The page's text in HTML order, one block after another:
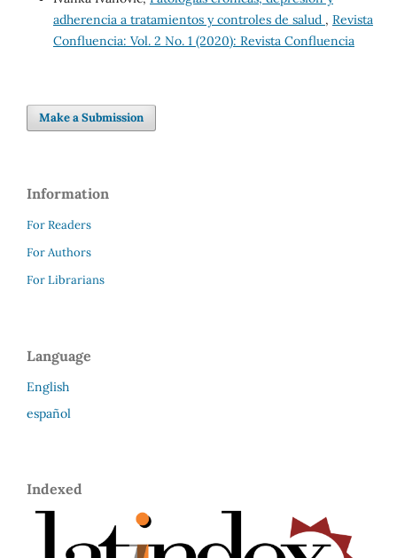
adherencia a tratamientos y controles de salud , Revista
Confluencia: Vol. 2 No. 1 (2020): Revista Confluencia
Make a Submission
Information
For Readers
For Authors
For Librarians
Language
English
español
Indexed